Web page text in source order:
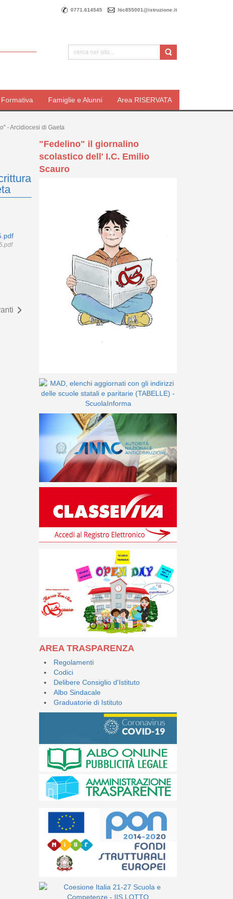
0771.614545 ltic855001@istruzione.it
Famiglie e Alunni Area RISERVATA
- Arcidiocesi di Gaeta
"Fedelino" il giornalino
scolastico dell' I.C. Emilio
Scauro
AREA TRASPARENZA
Regolamenti
Codici
Delibere Consiglio d'Istituto
Albo Sindacale
Graduatorie di Istituto